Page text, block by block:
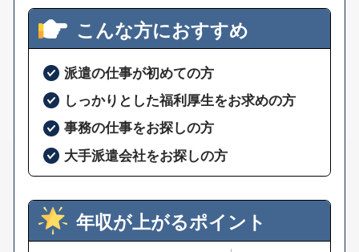
こんな方におすすめ
派遣の仕事が初めての方
しっかりとした福利厚生をお求めの方
事務の仕事をお探しの方
大手派遣会社をお探しの方
年収が上がるポイント